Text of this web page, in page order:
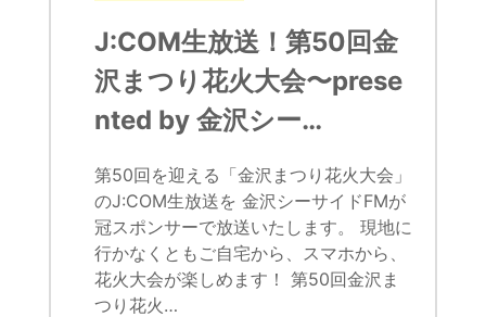
J:COM生放送！第50回金
沢まつり花火大会〜prese
nted by 金沢シー…
第50回を迎える「金沢まつり花火大会」
のJ:COM生放送を 金沢シーサイドFMが
冠スポンサーで放送いたします。 現地に
行かなくともご自宅から、スマホから、
花火大会が楽しめます！ 第50回金沢ま
つり花火…